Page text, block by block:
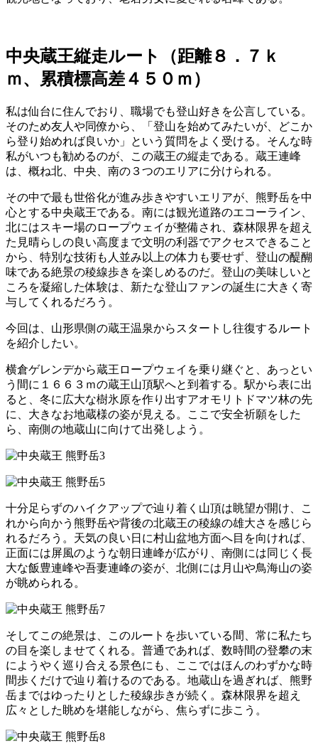
中央蔵王縦走ルート（距離８．７ｋ
ｍ、累積標高差４５０ｍ）
私は仙台に住んでおり、職場でも登山好きを公言している。
そのため友人や同僚から、「登山を始めてみたいが、どこか
ら登り始めれば良いか」という質問をよく受ける。そんな時
私がいつも勧めるのが、この蔵王の縦走である。蔵王連峰
は、概ね北、中央、南の３つのエリアに分けられる。
その中で最も世俗化が進み歩きやすいエリアが、熊野岳を中
心とする中央蔵王である。南には観光道路のエコーライン、
北にはスキー場のロープウェイが整備され、森林限界を超え
た見晴らしの良い高度まで文明の利器でアクセスできること
から、特別な技術も人並み以上の体力も要せず、登山の醍醐
味である絶景の稜線歩きを楽しめるのだ。 登山の美味しいと
ころを凝縮した体験は、新たな登山ファンの誕生に大きく寄
与してくれるだろう。
今回は、 山形県側の蔵王温泉からスタートし往復するルート
を紹介 したい。
横倉ゲレンデから蔵王ロープウェイを乗り継ぐと、あっとい
う間に１６６３ｍの蔵王山頂駅へと到着する。駅から表に出
ると、冬に広大な樹氷原を作り出すアオモリトドマツ林の先
に、大きなお地蔵様の姿が見える。ここで安全祈願をした
ら、南側の地蔵山に向けて出発しよう。
十分足らずのハイクアップで辿り着く山頂は眺望が開け、こ
れから向かう熊野岳や背後の北蔵王の稜線の雄大さを感じら
れるだろう。天気の良い日に村山盆地方面へ目を向ければ、
正面には屏風のような朝日連峰が広がり、南側には同じく長
大な飯豊連峰や吾妻連峰の姿が、北側には月山や鳥海山の姿
が眺められる。
そしてこの絶景は、このルートを歩いている間、常に私たち
の目を楽しませてくれる。 普通であれば、数時間の登攀の末
にようやく巡り合える景色にも、ここではほんのわずかな時
間歩くだけで辿り着けるのである。 地蔵山を過ぎれば、熊野
岳まではゆったりとした稜線歩きが続く。森林限界を超え
広々とした眺めを堪能しながら、焦らずに歩こう。